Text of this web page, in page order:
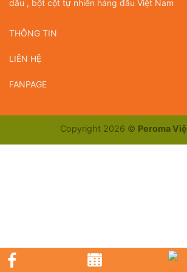
dầu , bột cột tự nhiên hàng đầu Việt Nam
THÔNG TIN
LIÊN HỆ
FANPAGE
Copyright 2026 © Peroma